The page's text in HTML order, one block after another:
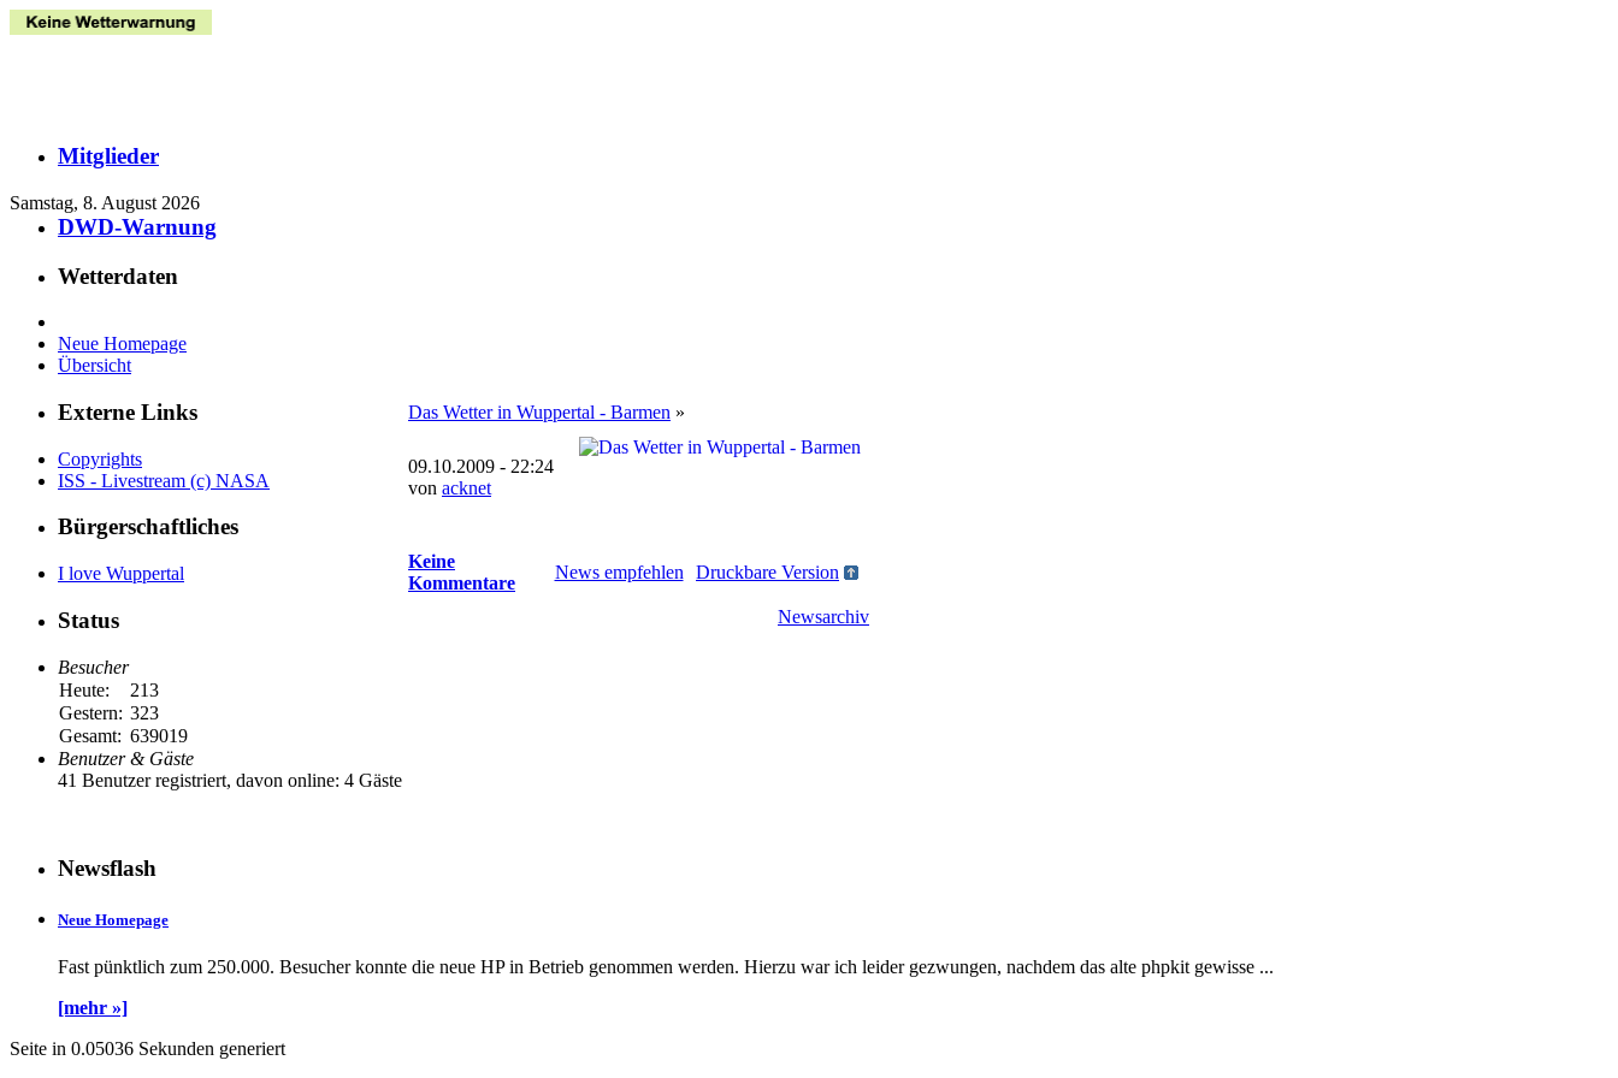
Mitglieder
Samstag, 8. August 2026
DWD-Warnung
Wetterdaten
Neue Homepage
Übersicht
Externe Links
Copyrights
ISS - Livestream (c) NASA
Bürgerschaftliches
I love Wuppertal
Status
Besucher
Heute:
213
Gestern: 323
Gesamt: 639019
Benutzer & Gäste
41 Benutzer registriert, davon online: 4 Gäste
Das Wetter in Wuppertal - Barmen »
09.10.2009 - 22:24
von acknet
Keine
Kommentare
News empfehlen Druckbare Version
Newsarchiv
Newsflash
Neue Homepage
Fast pünktlich zum 250.000. Besucher konnte die neue HP in Betrieb genommen werden. Hierzu war ich leider gezwungen, nachdem das alte phpkit gewisse ...
[mehr »]
Seite in 0.05036 Sekunden generiert